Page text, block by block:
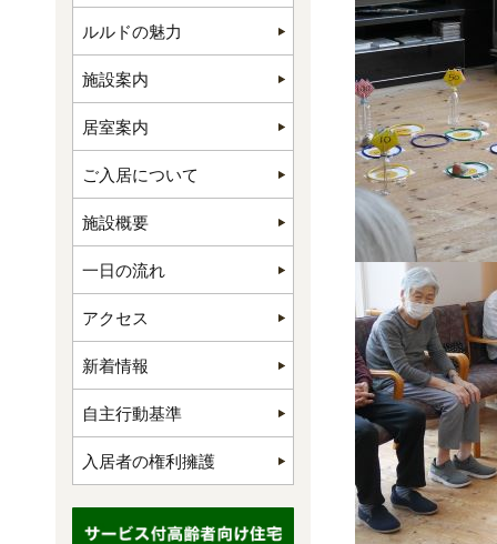
ルルドの魅力
施設案内
居室案内
ご入居について
施設概要
一日の流れ
アクセス
新着情報
自主行動基準
入居者の権利擁護